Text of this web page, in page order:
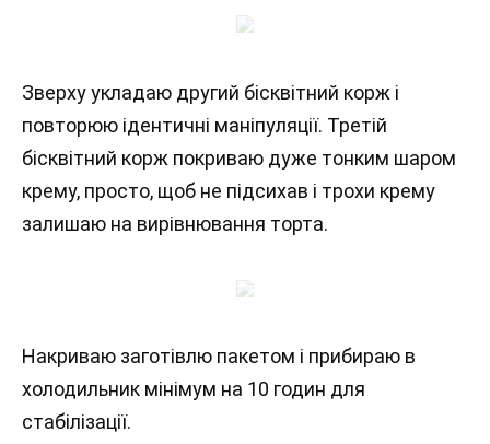
Зверху укладаю другий бісквітний корж і
повторюю ідентичні маніпуляції. Третій
бісквітний корж покриваю дуже тонким шаром
крему, просто, щоб не підсихав і трохи крему
залишаю на вирівнювання торта.
Накриваю заготівлю пакетом і прибираю в
холодильник мінімум на 10 годин для
стабілізації.